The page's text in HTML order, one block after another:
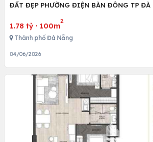
ĐẤT ĐẸP PHƯỜNG ĐIỆN BÀN ĐÔNG TP ĐÀ
1.78 tỷ · 100m
2
Thành phố Đà Nẵng
04/06/2026